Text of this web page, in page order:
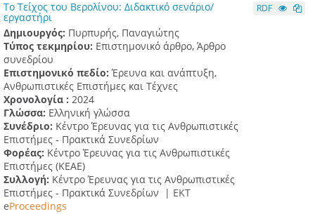
Το Τείχος του Βερολίνου: Διδακτικό σενάριο/
εργαστήρι
Δημιουργός: Πυρπυρής, Παναγιώτης
Τύπος τεκμηρίου: Επιστημονικό άρθρο, Άρθρο
συνεδρίου
Επιστημονικό πεδίο:Έρευνα και ανάπτυξη,
Ανθρωπιστικές Επιστήμες και Τέχνες
Χρονολογία : 2024
Γλώσσα: Ελληνική γλώσσα
Συνέδριο: Κέντρο Έρευνας για τις Ανθρωπιστικές
Επιστήμες - Πρακτικά Συνεδρίων
Φορέας: Κέντρο Έρευνας για τις Ανθρωπιστικές
Επιστήμες (ΚΕΑΕ)
Συλλογή: Κέντρο Έρευνας για τις Ανθρωπιστικές
Επιστήμες - Πρακτικά Συνεδρίων | ΕΚΤ
eProceedings
RDF